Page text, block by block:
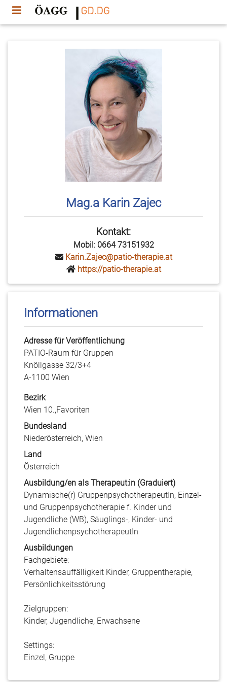
Mag.a Karin Zajec
Kontakt:
Mobil: 0664 73151932
Karin.Zajec@patio-therapie.at
https://patio-therapie.at
Informationen
Adresse für Veröffentlichung
PATIO-Raum für Gruppen
Knöllgasse 32/3+4
A-1100 Wien
Bezirk
Wien 10.,Favoriten
Bundesland
Niederösterreich, Wien
Land
Österreich
Ausbildung/en als Therapeut:in (Graduiert)
Dynamische(r) GruppenpsychotherapeutIn, Einzel-
und Gruppenpsychotherapie f. Kinder und
Jugendliche (WB), Säuglings-, Kinder- und
JugendlichenpsychotherapeutIn
Ausbildungen
Fachgebiete:
Verhaltensauffälligkeit Kinder, Gruppentherapie,
Persönlichkeitsstörung
Zielgruppen:
Kinder, Jugendliche, Erwachsene
Settings:
Einzel, Gruppe